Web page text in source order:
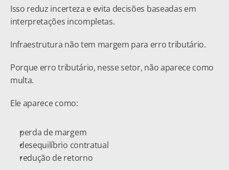
Isso reduz incerteza e evita decisões baseadas em
interpretações incompletas.
Infraestrutura não tem margem para erro tributário.
Porque erro tributário, nesse setor, não aparece como
multa.
Ele aparece como:
perda de margem
desequilíbrio contratual
redução de retorno